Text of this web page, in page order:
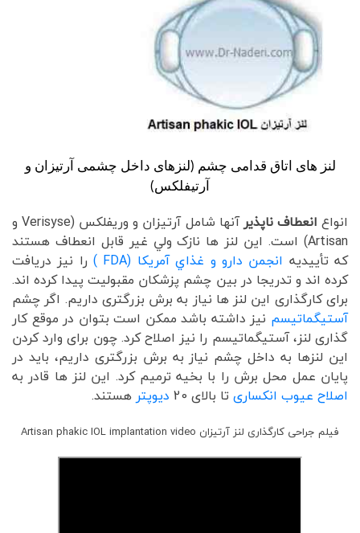
لنز های اتاق قدامی چشم (لنزهای داخل چشمی آرتیزان و
آرتیفلکس)
انواع انعطاف ناپذیر
آنها شامل آرتیزان و وریفلکس (Verisyse و
Artisan) است. این لنز ها نازک ولي غير قابل انعطاف هستند
که تأييديه انجمن دارو و غذاي آمريکا (FDA )
را نيز دريافت
کرده اند و تدريجا در بين چشم پزشکان مقبوليت پيدا کرده اند.
برای کارگذاری این لنز ها نیاز به برش بزرگتری داریم. اگر چشم
آستیگماتیسم نیز داشته باشد ممکن است بتوان در موقع کار
گذاری لنز، آستیگماتیسم را نیز اصلاح کرد. چون برای وارد کردن
این لنزها به داخل چشم نیاز به برش بزرگتری داریم، باید در
پایان عمل محل برش را با بخیه ترمیم کرد. این لنز ها قادر به
اصلاح عیوب انکساریتا بالای 20 دیوپترهستند.
فیلم جراحی کارگذاری لنز آرتیزان Artisan phakic IOL implantation video